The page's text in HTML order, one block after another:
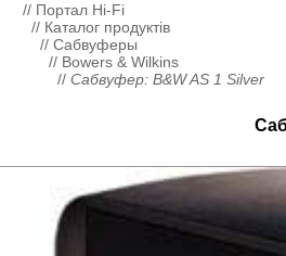
// Портал Hi-Fi
// Каталог продуктів
// Сабвуферы
// Bowers & Wilkins
// Сабвуфер: B&W AS 1 Silver